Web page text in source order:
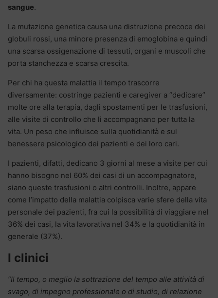
sangue.
La mutazione genetica causa una distruzione precoce dei
globuli rossi, una minore presenza di emoglobina e quindi
una scarsa ossigenazione di tessuti, organi e muscoli che
porta stanchezza e scarsa crescita.
Per chi ha questa malattia il tempo trascorre
diversamente: costringe pazienti e caregiver a “dedicare”
molte ore alla terapia, dagli spostamenti per le trasfusioni,
alle visite di controllo che li accompagnano per tutta la
vita. Un peso che influisce sulla quotidianità e sul
benessere psicologico dei pazienti e dei loro cari.
I pazienti, difatti, dedicano 3 giorni al mese a visite per cui
hanno bisogno nel 60% dei casi di un accompagnatore,
siano queste trasfusioni o altri controlli. Inoltre, appare
come l’impatto della malattia colpisca varie sfere della vita
personale dei pazienti, fra cui la possibilità di viaggiare nel
36% dei casi, la vita lavorativa nel 34% e la quotidianità in
generale (37%).
I clinici
“Il tempo, o meglio la sottrazione del tempo alle attività di
svago, di impegno professionale o di studio, di relazione